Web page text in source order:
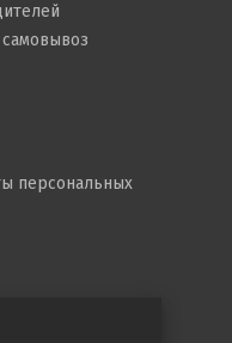
персональных